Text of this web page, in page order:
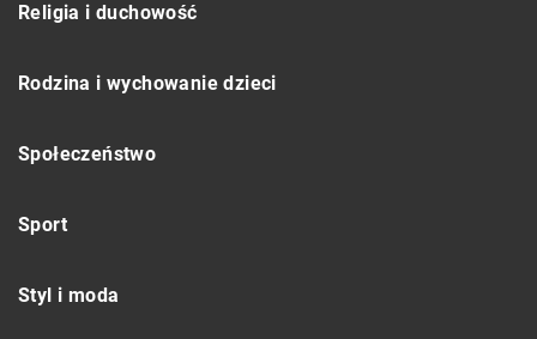
Religia i duchowość
Rodzina i wychowanie dzieci
Społeczeństwo
Sport
Styl i moda